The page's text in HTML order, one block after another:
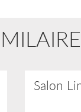
Salon